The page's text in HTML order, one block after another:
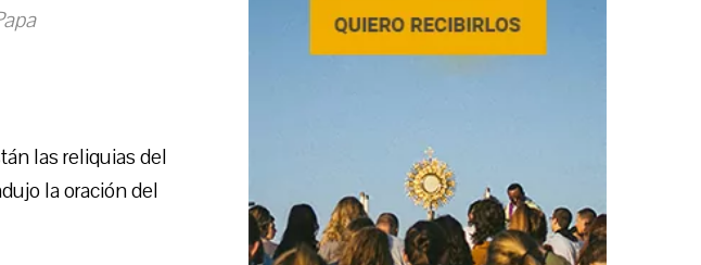
las reliquias del
la oración del